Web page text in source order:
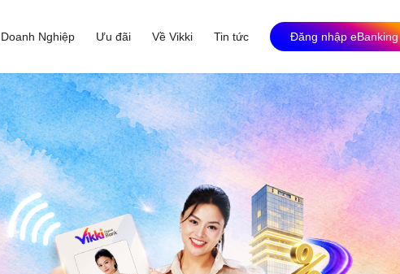
Nghiệp Ưu đãi Về Vikki Tin tức Đăng nhập eBanking